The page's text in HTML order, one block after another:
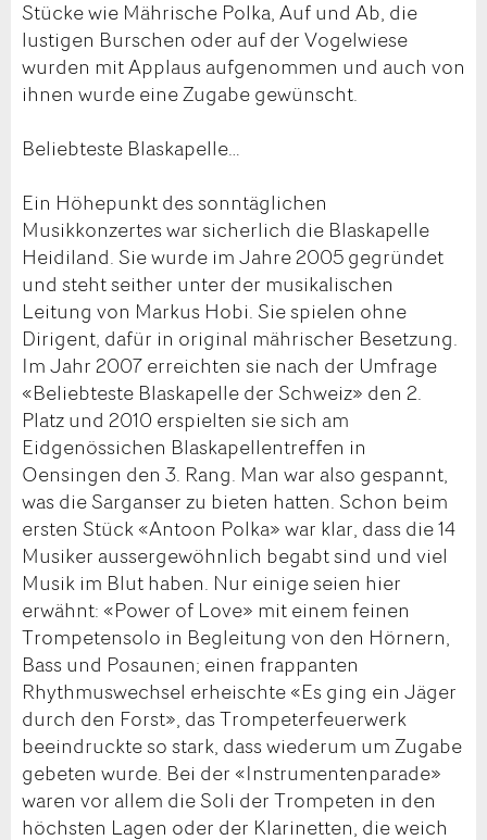
Stücke wie Mährische Polka, Auf und Ab, die
lustigen Burschen oder auf der Vogelwiese
wurden mit Applaus aufgenommen und auch von
ihnen wurde eine Zugabe gewünscht.
Beliebteste Blaskapelle…
Ein Höhepunkt des sonntäglichen
Musikkonzertes war sicherlich die Blaskapelle
Heidiland. Sie wurde im Jahre 2005 gegründet
und steht seither unter der musikalischen
Leitung von Markus Hobi. Sie spielen ohne
Dirigent, dafür in original mährischer Besetzung.
Im Jahr 2007 erreichten sie nach der Umfrage
«Beliebteste Blaskapelle der Schweiz» den 2.
Platz und 2010 erspielten sie sich am
Eidgenössichen Blaskapellentreffen in
Oensingen den 3. Rang. Man war also gespannt,
was die Sarganser zu bieten hatten. Schon beim
ersten Stück «Antoon Polka» war klar, dass die 14
Musiker aussergewöhnlich begabt sind und viel
Musik im Blut haben. Nur einige seien hier
erwähnt: «Power of Love» mit einem feinen
Trompetensolo in Begleitung von den Hörnern,
Bass und Posaunen; einen frappanten
Rhythmuswechsel erheischte «Es ging ein Jäger
durch den Forst», das Trompeterfeuerwerk
beeindruckte so stark, dass wiederum um Zugabe
gebeten wurde. Bei der «Instrumentenparade»
waren vor allem die Soli der Trompeten in den
höchsten Lagen oder der Klarinetten, die weich